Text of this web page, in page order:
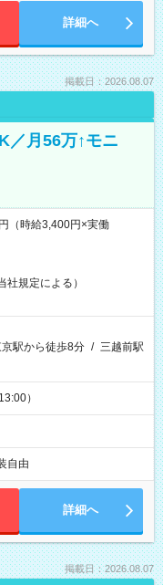
詳細へ
掲載日：2026.08.07
／月56万↑モニ
（時給3,400円×実働
規定による）
駅から徒歩8分 / 三越前駅
）
自由
詳細へ
掲載日：2026.08.07